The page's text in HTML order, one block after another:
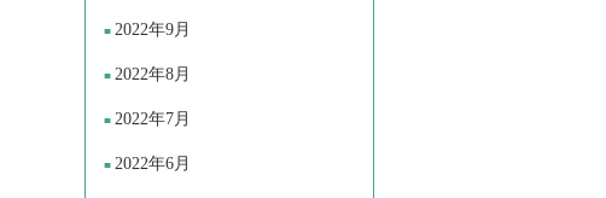
2022年9月
2022年8月
2022年7月
2022年6月